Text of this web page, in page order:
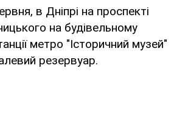
в Дніпрі на проспекті
на будівельному
метро "Історичний музей"
резервуар.